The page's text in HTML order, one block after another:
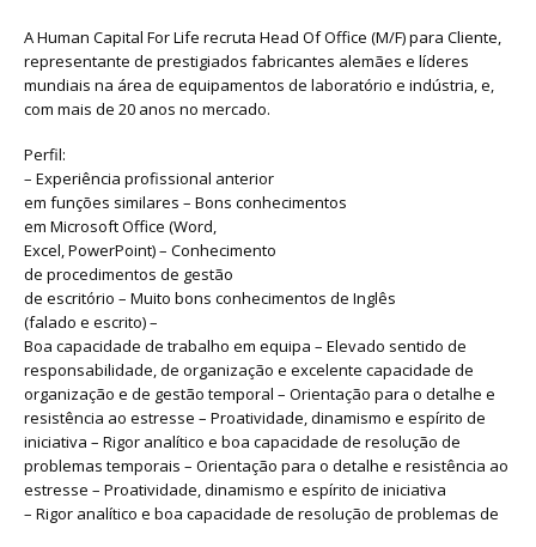
A Human Capital For Life recruta Head Of Office (M/F) para Cliente,
representante de prestigiados fabricantes alemães e líderes
mundiais na área de equipamentos de laboratório e indústria, e,
com mais de 20 anos no mercado.
Perfil:
– Experiência profissional anterior
em funções similares – Bons conhecimentos
em Microsoft Office (Word,
Excel, PowerPoint) – Conhecimento
de procedimentos de gestão
de escritório – Muito bons conhecimentos de Inglês
(falado e escrito) –
Boa capacidade de trabalho em equipa – Elevado sentido de
responsabilidade, de organização e excelente capacidade de
organização e de gestão temporal – Orientação para o detalhe e
resistência ao estresse – Proatividade, dinamismo e espírito de
iniciativa – Rigor analítico e boa capacidade de resolução de
problemas temporais – Orientação para o detalhe e resistência ao
estresse – Proatividade, dinamismo e espírito de iniciativa
– Rigor analítico e boa capacidade de resolução de problemas de